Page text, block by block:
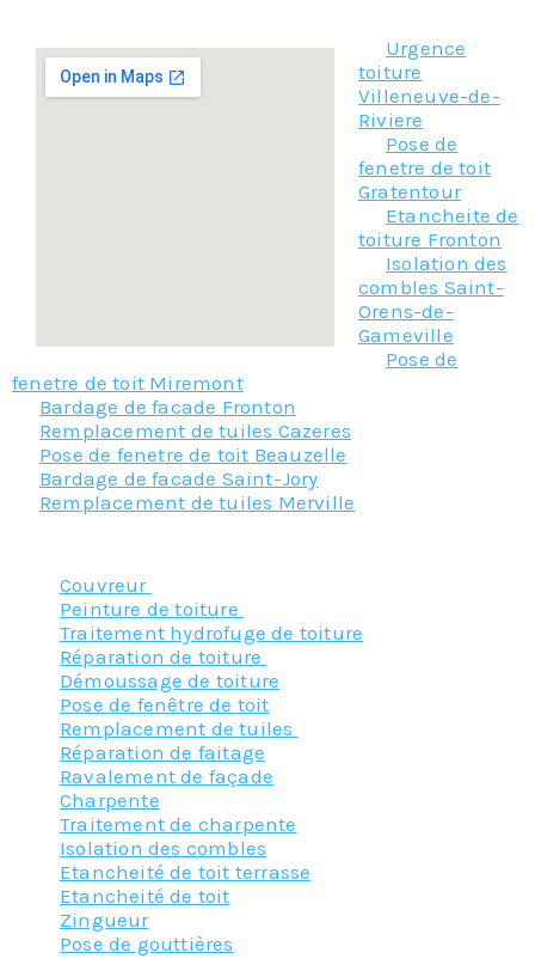
Urgence
toiture
Villeneuve-de-
Riviere
Pose de
fenetre de toit
Gratentour
Etancheite de
toiture Fronton
Isolation des
combles Saint-
Orens-de-
Gameville
Pose de
fenetre de toit Miremont
Bardage de facade Fronton
Remplacement de tuiles Cazeres
Pose de fenetre de toit Beauzelle
Bardage de facade Saint-Jory
Remplacement de tuiles Merville
Couvreur
Peinture de toiture
Traitement hydrofuge de toiture
Réparation de toiture
Démoussage de toiture
Pose de fenêtre de toit
Remplacement de tuiles
Réparation de faitage
Ravalement de façade
Charpente
Traitement de charpente
Isolation des combles
Etancheité de toit terrasse
Etancheité de toit
Zingueur
Pose de gouttières